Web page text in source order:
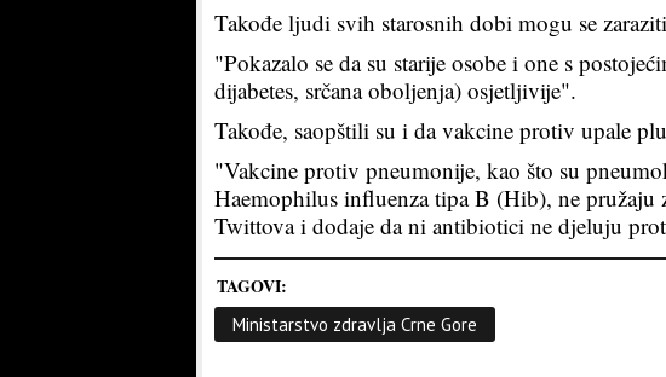
Takođe ljudi svih starosnih dobi mogu se
"Pokazalo se da su starije osobe i one s
dijabetes, srčana oboljenja) osjetljivije".
Takođe, saopštili su i da vakcine protiv upale
"Vakcine protiv pneumonije, kao što su
Haemophilus influenza tipa B (Hib), ne
Twittova i dodaje da ni antibiotici ne djeluju
TAGOVI:
Ministarstvo zdravlja Crne Gore